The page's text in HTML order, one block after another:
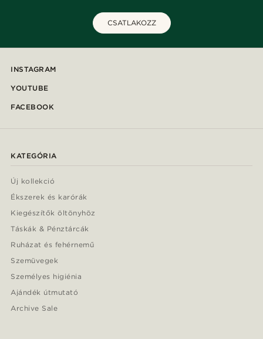
CSATLAKOZZ
INSTAGRAM
YOUTUBE
FACEBOOK
KATEGÓRIA
Új kollekció
Ékszerek és karórák
Kiegészítők öltönyhöz
Táskák & Pénztárcák
Ruházat és fehérnemű
Szemüvegek
Személyes higiénia
Ajándék útmutató
Archive Sale